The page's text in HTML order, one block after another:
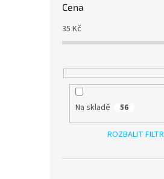
Cena
35 Kč
Na skladě 56
ROZBALIT FILTR